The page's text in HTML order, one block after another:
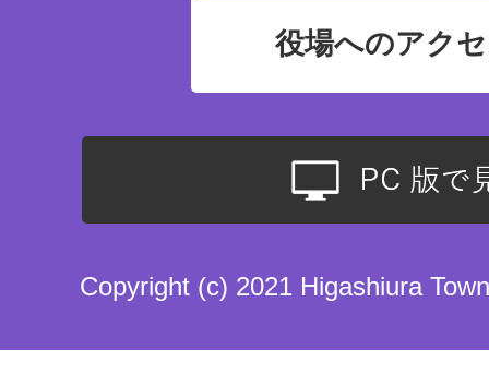
役場へのアク
Copyright (c) 2021 Higashiura